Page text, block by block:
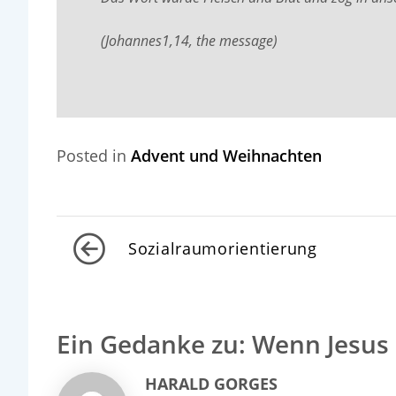
(Johannes1,14, the message)
Posted in Advent und Weihnachten
Beitragsnavigation
Sozialraumorientierung
Ein Gedanke zu: Wenn
HARALD GORGES